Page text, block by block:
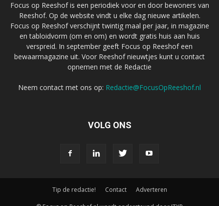
Focus op Reeshof is een periodiek voor en door bewoners van
Reeshof. Op de website vindt u elke dag nieuwe artikelen.
Focus op Reeshof verschijnt twintig maal per jaar, in magazine
en tabloidvorm (om en om) en wordt gratis huis aan huis
verspreid. In september geeft Focus op Reeshof een
bewaarmagazine uit. Voor Reeshof nieuwtjes kunt u contact
opnemen met de Redactie
Neem contact met ons op: Redactie@FocusOpReeshof.nl
VOLG ONS
Tip de redactie! Contact Adverteren